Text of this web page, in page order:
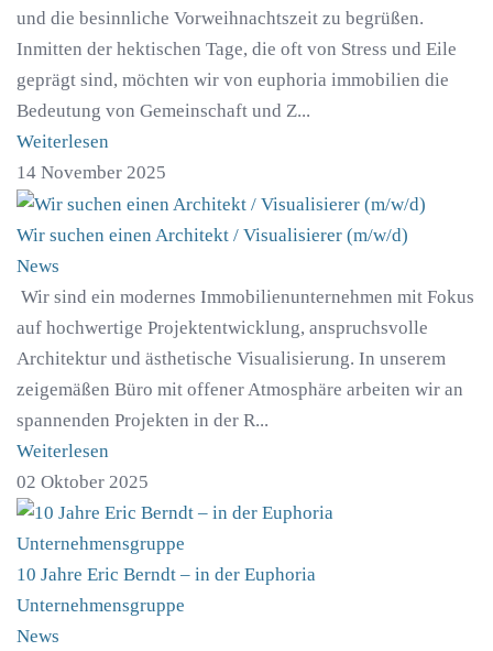
und die besinnliche Vorweihnachtszeit zu begrüßen.
Inmitten der hektischen Tage, die oft von Stress und Eile
geprägt sind, möchten wir von euphoria immobilien die
Bedeutung von Gemeinschaft und Z...
Weiterlesen
14 November 2025
Wir suchen einen Architekt / Visualisierer (m/w/d)
News
Wir sind ein modernes Immobilienunternehmen mit Fokus
auf hochwertige Projektentwicklung, anspruchsvolle
Architektur und ästhetische Visualisierung. In unserem
zeigemäßen Büro mit offener Atmosphäre arbeiten wir an
spannenden Projekten in der R...
Weiterlesen
02 Oktober 2025
10 Jahre Eric Berndt – in der Euphoria
Unternehmensgruppe
News